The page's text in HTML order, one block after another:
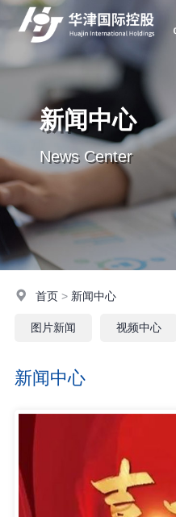
新闻中心
News Center
首页> 新闻中心
图片新闻 视频中心
新闻中心